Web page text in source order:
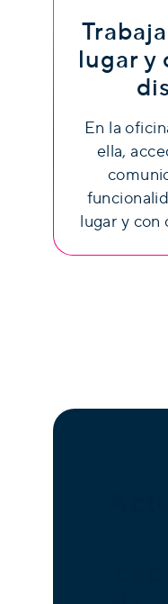
lugar y
En la
ella,
lugar y con